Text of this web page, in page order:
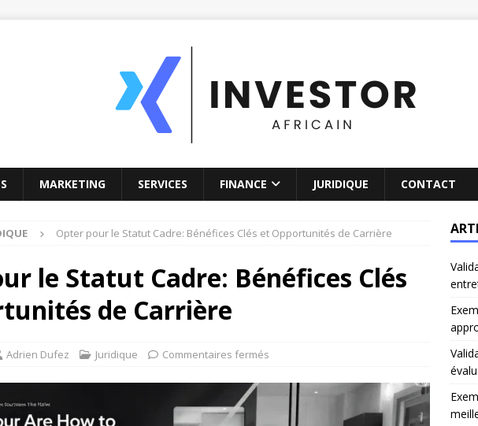
MARKETING SERVICES FINANCE JURIDIQUE CONTACT
Opter pour le Statut Cadre: Bénéfices Clés et Opportunités de Carrière
le Statut Cadre: Bénéfices Clés
de Carrière
Adrien Dufez Juridique Commentaires fermés